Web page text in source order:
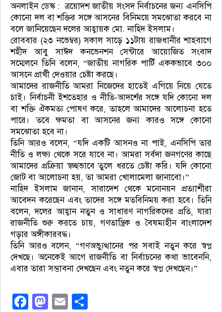
অনলাইন ডেস্ক : ত্রয়োদশ জাতীয় সংসদ নির্বাচনের জন্য এনসিপি
কোনো দল বা শক্তির সঙ্গে আসনের বিনিময়ে সমঝোতা করবে না
বলে জানিয়েছেন দলের আহ্বায়ক মো. নাহিদ ইসলাম।
রোববার (২৩ নভেম্বর) সকাল সাড়ে ১১টায় রাজধানীর শাহবাগে
শহীদ আবু সাঈদ কনভেনশন সেন্টারে আয়োজিত সংবাদ
সম্মেলনে তিনি বলেন, “জাতীয় নাগরিক পার্টি এককভাবে ৩০০
আসনে প্রার্থী দেওয়ার চেষ্টা করছে।
আমাদের রাজনীতি আমরা নিজেদের হাতেই এগিয়ে নিয়ে যেতে
চাই। নির্বাচনী ইশতেহার ও নীতি-আদর্শের সঙ্গে যদি কোনো দল
বা শক্তি ঐকমত্য পোষণ করে, তাহলে আমাদের আলোচনা হতে
পারে। তবে ক্ষমতা বা আসনের জন্য কারও সঙ্গে কোনো
সমঝোতা হবে না।
তিনি আরও বলেন, “যদি একটি আসনও না পাই, এনসিপি তার
নীতি ও লক্ষ্য থেকে সরে যাবে না। আমরা সর্বদা জনগণের কাছে
আমাদের প্রক্রিয়া স্বচ্ছভাবে তুলে ধরতে চেষ্টা করি। যদি কোনো
জোট বা আলোচনা হয়, তা আমরা খোলামেলা জানাবো।”
নাহিদ ইসলাম জানান, সারাদেশ থেকে মনোনয়ন প্রত্যাশীরা
আবেদন করেছেন এবং তাদের সঙ্গে মতবিনিময় করা হবে। তিনি
বলেন, দলের আহ্বান নতুন ও সাধারণ নাগরিকদের প্রতি, যারা
রাজনীতি শুরু করতে চায়, গণতান্ত্রিক ও বৈষম্যহীন বাংলাদেশ
গড়ার অঙ্গীকারবদ্ধ।
তিনি আরও বলেন, “গণঅভ্যুত্থানের পর সবাই নতুন করে স্বপ্ন
দেখছে। অনেকেই আগে রাজনীতি বা নির্বাচনের কথা ভাবেননি,
এবার তারা সম্ভাবনা দেখছেন এবং নতুন করে স্বপ্ন দেখছেন।”
Facebook
Mastodon
Email